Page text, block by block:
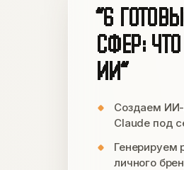
“6
СФЕР:
ИИ”
Создаем ИИ-
Claude под
Генерируем
личного